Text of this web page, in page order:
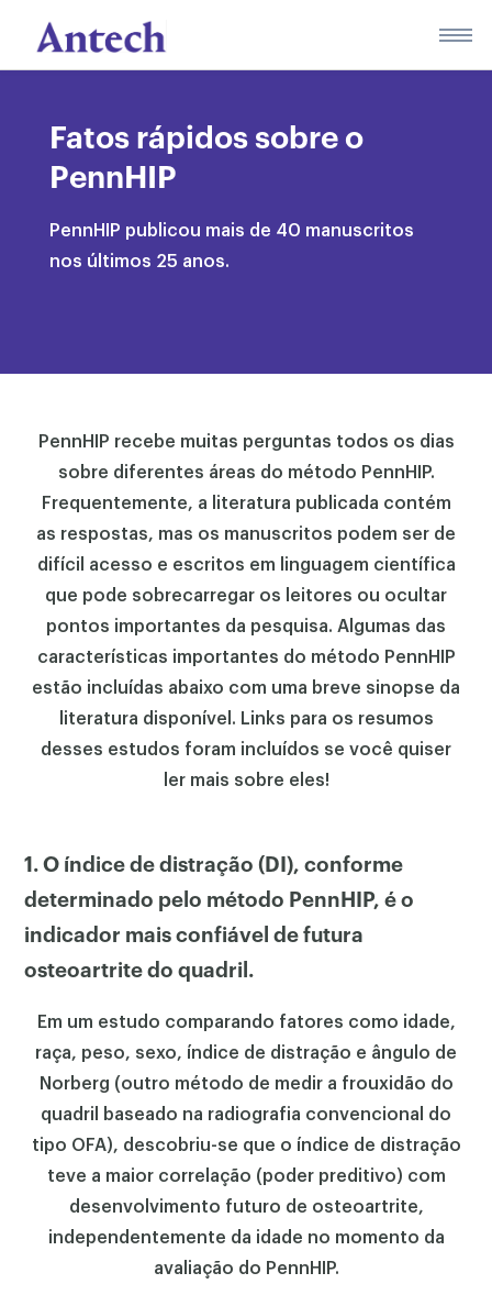
content
Fatos rápidos sobre o
PennHIP
PennHIP publicou mais de 40 manuscritos
nos últimos 25 anos.
PennHIP recebe muitas perguntas todos os dias
sobre diferentes áreas do método PennHIP.
Frequentemente, a literatura publicada contém
as respostas, mas os manuscritos podem ser de
difícil acesso e escritos em linguagem científica
que pode sobrecarregar os leitores ou ocultar
pontos importantes da pesquisa. Algumas das
características importantes do método PennHIP
estão incluídas abaixo com uma breve sinopse da
literatura disponível. Links para os resumos
desses estudos foram incluídos se você quiser
ler mais sobre eles!
1. O índice de distração (DI), conforme
determinado pelo método PennHIP, é o
indicador mais confiável de futura
osteoartrite do quadril.
Em um estudo comparando fatores como idade,
raça, peso, sexo, índice de distração e ângulo de
Norberg (outro método de medir a frouxidão do
quadril baseado na radiografia convencional do
tipo OFA), descobriu-se que o índice de distração
teve a maior correlação (poder preditivo) com
desenvolvimento futuro de osteoartrite,
independentemente da idade no momento da
avaliação do PennHIP.